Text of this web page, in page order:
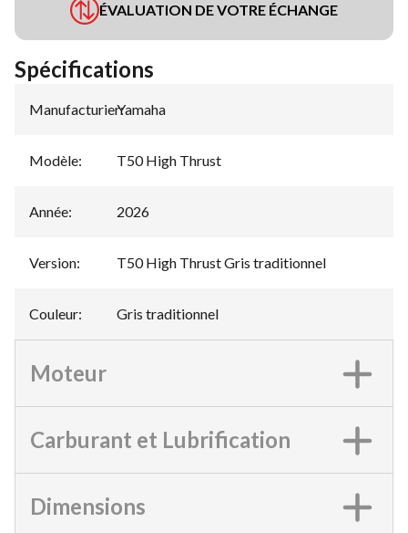
ÉVALUATION DE VOTRE ÉCHANGE
Spécifications
Manufacturier:
Yamaha
Modèle: T50 High Thrust
Année: 2026
Version: T50 High Thrust Gris traditionnel
Couleur: Gris traditionnel
Moteur
Carburant et Lubrification
Dimensions